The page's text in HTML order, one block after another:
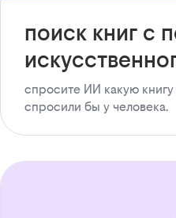
поиск книг с
спросите ИИ какую книгу
спросили бы у человека.